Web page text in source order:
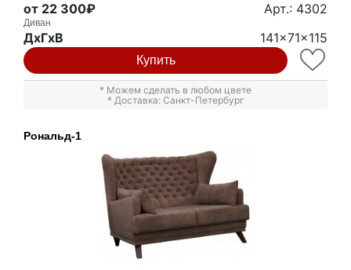
от 22 300₽ Арт.: 4302
Диван
ДxГxВ 141x71x115
Купить
* Можем сделать в любом цвете
* Доставка: Санкт-Петербург
Рональд-1